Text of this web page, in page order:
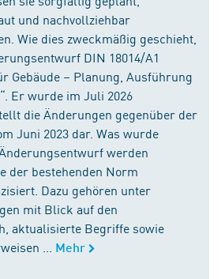
und nachvollziehbar
Wie dies zweckmäßig geschieht,
DIN 18014/A1
Gebäude – Planung, Ausführung
Er wurde im Juli 2026
die Änderungen gegenüber der
Juni 2023 dar. Was wurde
werden
der bestehenden Norm
Dazu gehören unter
mit Blick auf den
aktualisierte Begriffe sowie
...
Mehr